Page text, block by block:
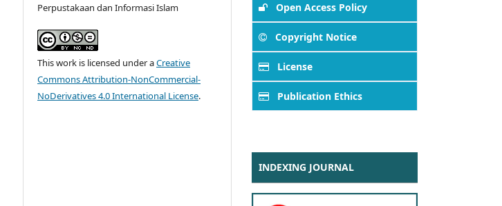
Perpustakaan dan Informasi Islam
This work is licensed under aCreative
Commons Attribution-NonCommercial-
NoDerivatives 4.0 International License.
Open Access Policy
Copyright Notice
License
Publication Ethics
INDEXING JOURNAL